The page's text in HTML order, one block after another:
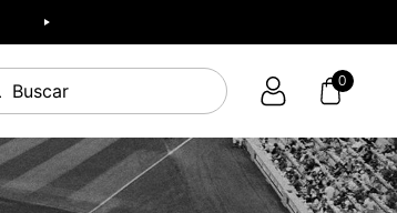
Buscar 0